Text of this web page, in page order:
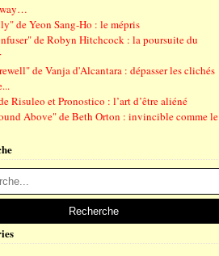
de Yeon Sang-Ho : le mépris
de Robyn Hitchcock : la poursuite du
de Vanja d'Alcantara : dépasser les clichés
Risuleo et Pronostico : l’art d’être aliéné
Above" de Beth Orton : invincible comme le